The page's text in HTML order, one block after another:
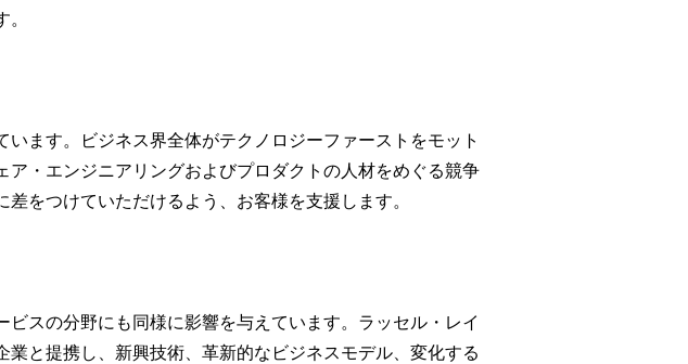
ます。ビジネス界全体がテクノロジーファーストをモット
・エンジニアリングおよびプロダクトの人材をめぐる競争
をつけていただけるよう、お客様を支援します。
スの分野にも同様に影響を与えています。ラッセル・レイ
と提携し、新興技術、革新的なビジネスモデル、変化する